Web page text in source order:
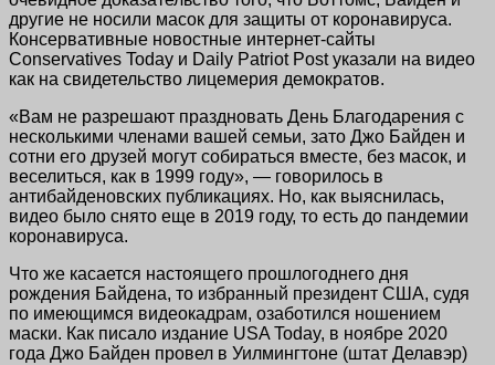
другие не носили масок для защиты от коронавируса.
Консервативные новостные интернет-сайты
Conservatives Today и Daily Patriot Post указали на видео
как на свидетельство лицемерия демократов.
«Вам не разрешают праздновать День Благодарения с
несколькими членами вашей семьи, зато Джо Байден и
сотни его друзей могут собираться вместе, без масок, и
веселиться, как в 1999 году», — говорилось в
антибайденовских публикациях. Но, как выяснилась,
видео было снято еще в 2019 году, то есть до пандемии
коронавируса.
Что же касается настоящего прошлогоднего дня
рождения Байдена, то избранный президент США, судя
по имеющимся видеокадрам, озаботился ношением
маски. Как писало издание USA Today, в ноябре 2020
года Джо Байден провел в Уилмингтоне (штат Делавэр)